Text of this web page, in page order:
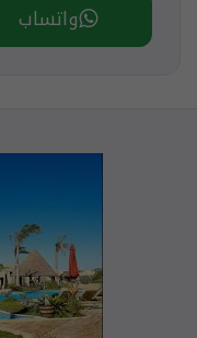
واتساب